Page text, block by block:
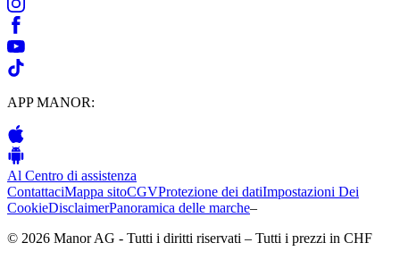
APP MANOR:
Al Centro di assistenza
ContattaciMappa sitoCGVProtezione dei datiImpostazioni Dei
CookieDisclaimerPanoramica delle marche–
© 2026 Manor AG - Tutti i diritti riservati – Tutti i prezzi in CHF